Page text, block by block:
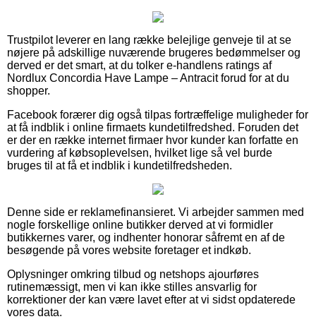
Trustpilot leverer en lang række belejlige genveje til at se
nøjere på adskillige nuværende brugeres bedømmelser og
derved er det smart, at du tolker e-handlens ratings af
Nordlux Concordia Have Lampe – Antracit forud for at du
shopper.
Facebook forærer dig også tilpas fortræffelige muligheder for
at få indblik i online firmaets kundetilfredshed. Foruden det
er der en række internet firmaer hvor kunder kan forfatte en
vurdering af købsoplevelsen, hvilket lige så vel burde
bruges til at få et indblik i kundetilfredsheden.
Denne side er reklamefinansieret. Vi arbejder sammen med
nogle forskellige online butikker derved at vi formidler
butikkernes varer, og indhenter honorar såfremt en af de
besøgende på vores website foretager et indkøb.
Oplysninger omkring tilbud og netshops ajourføres
rutinemæssigt, men vi kan ikke stilles ansvarlig for
korrektioner der kan være lavet efter at vi sidst opdaterede
vores data.